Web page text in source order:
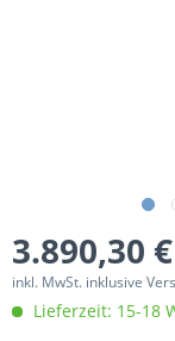
3.890,30
inkl. MwSt. inklusive
Lieferzeit: 15-18